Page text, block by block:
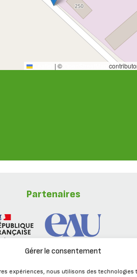
Gérer le consentement
expériences, nous utilisons des technologies
| ©
Partenaires